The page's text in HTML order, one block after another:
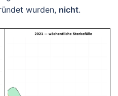
wurden, nicht.